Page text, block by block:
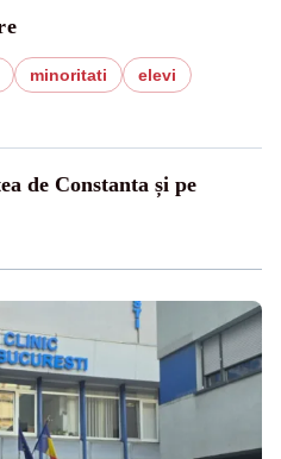
minoritati
elevi
de Constanta și pe